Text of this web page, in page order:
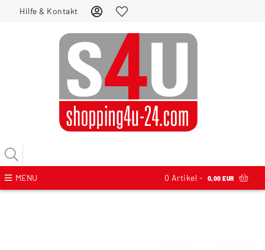
Hilfe & Kontakt
MENU 0 Artikel - 0,00 EUR